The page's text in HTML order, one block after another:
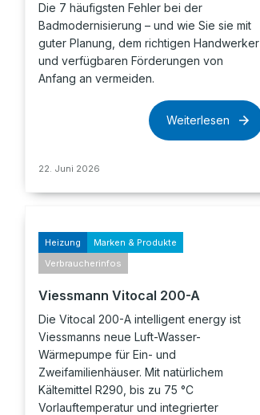
Die 7 häufigsten Fehler bei der
Badmodernisierung – und wie Sie sie mit
guter Planung, dem richtigen Handwerker
und verfügbaren Förderungen von
Anfang an vermeiden.
22. Juni 2026
Weiterlesen
Heizung
Marken & Produkte
Verbraucherinfos
Viessmann Vitocal 200-A
Die Vitocal 200-A intelligent energy ist
Viessmanns neue Luft-Wasser-
Wärmepumpe für Ein- und
Zweifamilienhäuser. Mit natürlichem
Kältemittel R290, bis zu 75 °C
Vorlauftemperatur und integrierter